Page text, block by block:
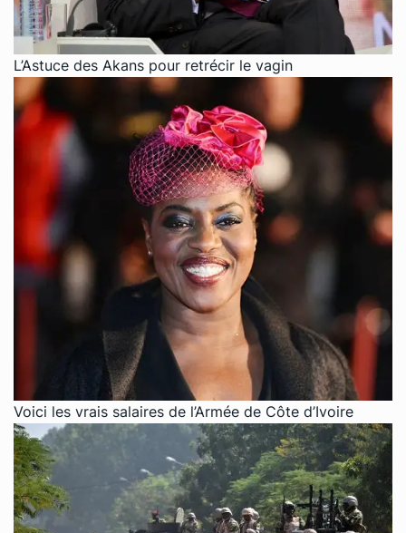
L’Astuce des Akans pour retrécir le vagin
Voici les vrais salaires de l’Armée de Côte d’Ivoire